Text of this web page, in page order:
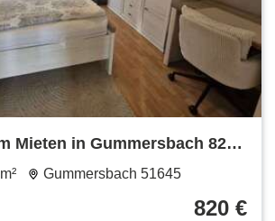
Mieten in Gummersbach 820
Gummersbach 51645
820 €